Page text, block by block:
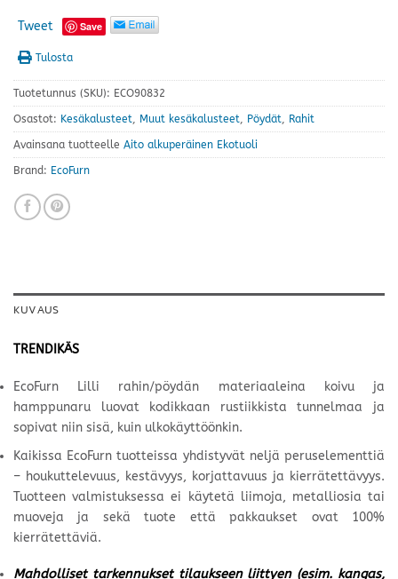
Tweet Save
Tulosta
Tuotetunnus (SKU): ECO90832
Osastot: Kesäkalusteet, Muut kesäkalusteet, Pöydät, Rahit
Avainsana tuotteelle Aito alkuperäinen Ekotuoli
Brand: EcoFurn
KUVAUS
TRENDIKÄS
EcoFurn Lilli rahin/pöydän materiaaleina koivu ja
hamppunaru luovat kodikkaan rustiikkista tunnelmaa ja
sopivat niin sisä, kuin ulkokäyttöönkin.
Kaikissa EcoFurn tuotteissa yhdistyvät neljä peruselementtiä
– houkuttelevuus, kestävyys, korjattavuus ja kierrätettävyys.
Tuotteen valmistuksessa ei käytetä liimoja, metalliosia tai
muoveja ja sekä tuote että pakkaukset ovat 100%
kierrätettäviä.
Mahdolliset tarkennukset tilaukseen liittyen (esim. kangas,